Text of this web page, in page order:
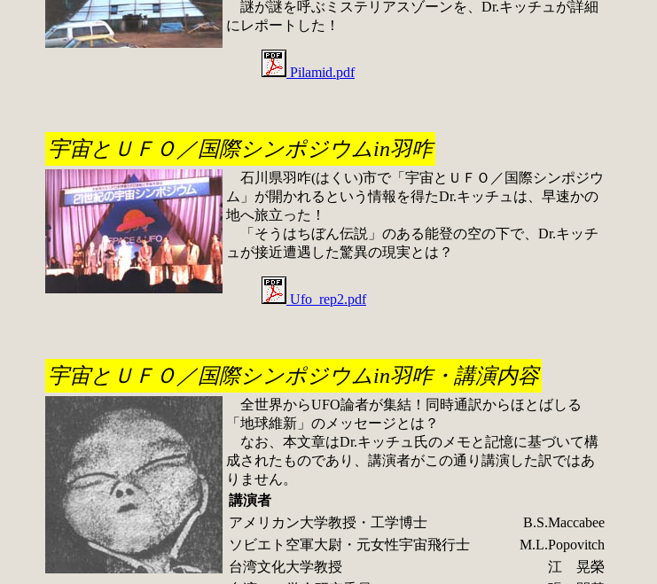
謎が謎を呼ぶミステリアスゾーンを、Dr.キッチュが詳細
にレポートした！
Pilamid.pdf
宇宙とＵＦＯ／国際シンポジウムin羽咋
石川県羽咋(はくい)市で「宇宙とＵＦＯ／国際シンポジウ
ム」が開かれるという情報を得たDr.キッチュは、早速かの
地へ旅立った！
「そうはちぼん伝説」のある能登の空の下で、Dr.キッチ
ュが接近遭遇した驚異の現実とは？
Ufo_rep2.pdf
宇宙とＵＦＯ／国際シンポジウムin羽咋・講演内容
全世界からUFO論者が集結！同時通訳からほとばしる
「地球維新」のメッセージとは？
なお、本文章はDr.キッチュ氏のメモと記憶に基づいて構
成されたものであり、講演者がこの通り講演した訳ではあ
りません。
講演者
アメリカン大学教授・工学博士
B.S.Maccabee
ソビエト空軍大尉・元女性宇宙飛行士
M.L.Popovitch
台湾文化大学教授
江 晃榮